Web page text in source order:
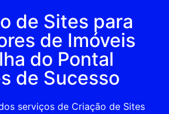
de Sites para
de Imóveis
do Pontal
de Sucesso
serviços de Criação de Sites